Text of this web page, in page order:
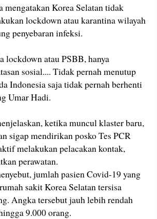
mengatakan Korea Selatan tidak
lockdown atau karantina wilayah
penyebaran infeksi.
lockdown atau PSBB, hanya
sosial.... Tidak pernah menutup
Indonesia saja tidak pernah berhenti
Umar Hadi.
ketika muncul klaster baru,
sigap mendirikan posko Tes PCR
melakukan pelacakan kontak,
perawatan.
jumlah pasien Covid-19 yang
sakit Korea Selatan tersisa
Angka tersebut jauh lebih rendah
9.000 orang.